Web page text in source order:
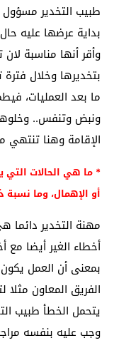
طبيب التخدير
بداية عرضها عليه
وأقر أنها مناسبة
بتخديرها وخلال
ما بعد العمليات،
ونبض وتنفس..
الإقامة وهنا تنتهي
* ما هي الحالات التي
أو الإهمال، وما نسبة
مهنة التخدير
أخطاء الغير أيضا مع
بمعنى أن العمل
الفريق المعاون مثلا
يتحمل الخطأ طبيب
وجب عليه بنفسه